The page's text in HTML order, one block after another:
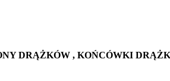
DRĄŻKÓW , KOŃCÓWKI